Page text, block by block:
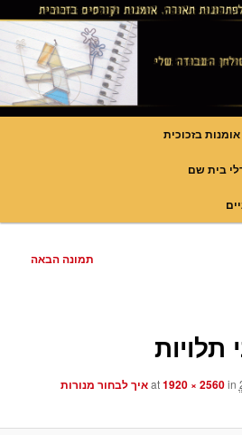
תאורה וסטודיו
ויטראזים לחלונות ולמחיצות דקורטיביות, קורסים
אומנות בזכוכית
בית שם
תמונה הבאה
תלויות
1920 × 2560in
איך לבחור מנורות